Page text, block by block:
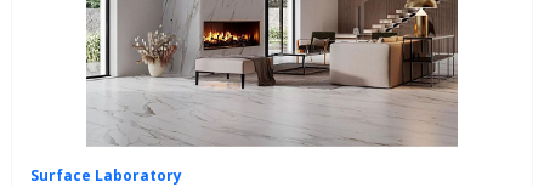
Surface Laboratory